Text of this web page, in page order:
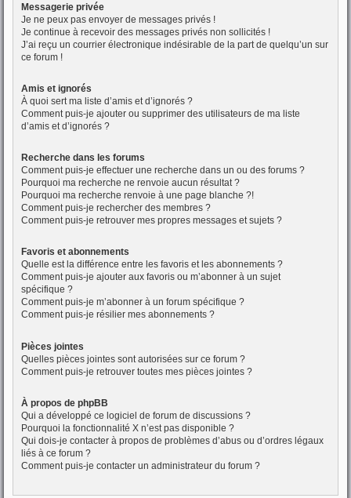
Messagerie privée
Je ne peux pas envoyer de messages privés !
Je continue à recevoir des messages privés non sollicités !
J’ai reçu un courrier électronique indésirable de la part de quelqu’un sur
ce forum !
Amis et ignorés
À quoi sert ma liste d’amis et d’ignorés ?
Comment puis-je ajouter ou supprimer des utilisateurs de ma liste
d’amis et d’ignorés ?
Recherche dans les forums
Comment puis-je effectuer une recherche dans un ou des forums ?
Pourquoi ma recherche ne renvoie aucun résultat ?
Pourquoi ma recherche renvoie à une page blanche ?!
Comment puis-je rechercher des membres ?
Comment puis-je retrouver mes propres messages et sujets ?
Favoris et abonnements
Quelle est la différence entre les favoris et les abonnements ?
Comment puis-je ajouter aux favoris ou m’abonner à un sujet
spécifique ?
Comment puis-je m’abonner à un forum spécifique ?
Comment puis-je résilier mes abonnements ?
Pièces jointes
Quelles pièces jointes sont autorisées sur ce forum ?
Comment puis-je retrouver toutes mes pièces jointes ?
À propos de phpBB
Qui a développé ce logiciel de forum de discussions ?
Pourquoi la fonctionnalité X n’est pas disponible ?
Qui dois-je contacter à propos de problèmes d’abus ou d’ordres légaux
liés à ce forum ?
Comment puis-je contacter un administrateur du forum ?